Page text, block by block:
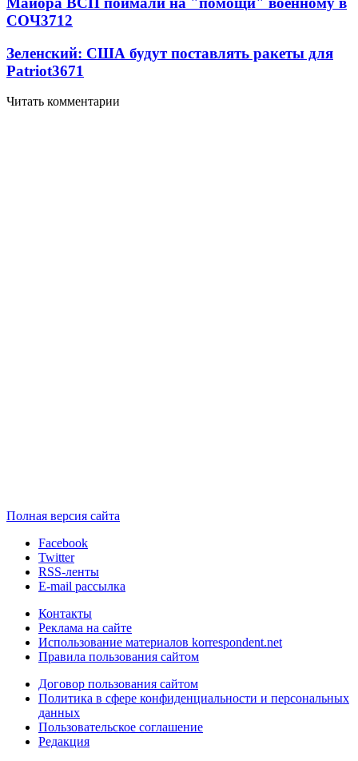
СОЧ3712
Зеленский: США будут поставлять ракеты для
Patriot3671
Читать комментарии
Полная версия сайта
Facebook
Twitter
RSS-ленты
E-mail рассылка
Контакты
Реклама на сайте
Использование материалов korrespondent.net
Правила пользования сайтом
Договор пользования сайтом
Политика в сфере конфиденциальности и персональных
данных
Пользовательское соглашение
Редакция